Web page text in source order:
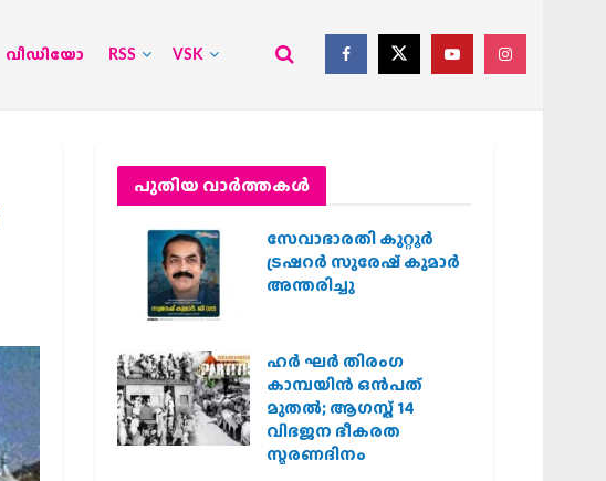
വീഡിയോ RSS VSK
പുതിയ വാര്‍ത്തകള്‍
സേവാഭാരതി കുറ്റൂർ
ട്രഷറർ സുരേഷ് കുമാർ
അന്തരിച്ചു
ഹര്‍ ഘര്‍ തിരംഗ
കാമ്പയിന്‍ ഒന്‍പത്
മുതല്‍; ആഗസ്ത് 14
വിഭജന ഭീകരത
സ്മരണദിനം